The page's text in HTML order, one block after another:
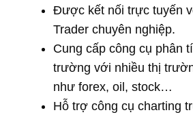
Được kết nối trực tuyến
Trader chuyên nghiệp.
Cung cấp công cụ phân
trường với nhiều thị
như forex, oil, stock…
Hỗ trợ công cụ charting